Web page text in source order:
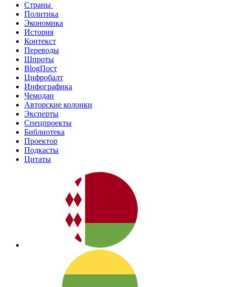
Страны
Политика
Экономика
История
Контекст
Переводы
Шпроты
BlogПост
Цифробалт
Инфографика
Чемодан
Авторские колонки
Эксперты
Спецпроекты
Библиотека
Проектор
Подкасты
Цитаты